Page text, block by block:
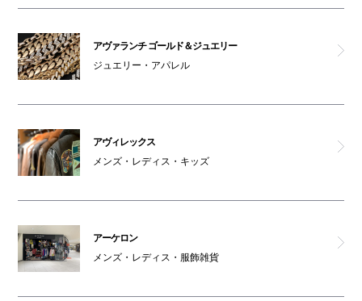
ロックス
男女トイレ(4F)
アヴァランチ ゴールド＆ジュエリー
ジュエリー・アパレル
アヴィレックス
メンズ・レディス・キッズ
アーケロン
メンズ・レディス・服飾雑貨